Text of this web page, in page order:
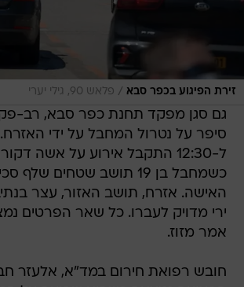
/
גם סגן מפקד תחנת כפר סבא, רב-
סיפר על נטרול המחבל על ידי האזרח.
ל-12:30 התקבל אירוע על אשה
כשמחבל בן 19 תושב שטחים שלף
האישה. אזרח, תושב האזור, עצר
ירי מדויק לעברו. כל שאר הפרטים
אמר מזוז.
חובש רפואת חירום במד"א, אלעזר
למקום, ראינו אישה